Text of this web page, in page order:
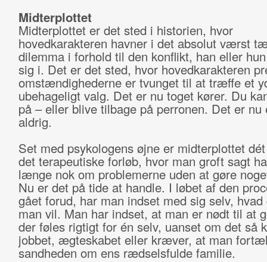
Midterplottet
Midterplottet er det sted i historien, hvor
hovedkarakteren havner i det absolut værst
dilemma i forhold til den konflikt, han eller
sig i. Det er det sted, hvor hovedkarakteren
omstændighederne er tvunget til at træffe et
ubehageligt valg. Det er nu toget kører. Du
på – eller blive tilbage på perronen. Det er nu
aldrig.
Set med psykologens øjne er midterplottet
det terapeutiske forløb, hvor man groft sagt
længe nok om problemerne uden at gøre
Nu er det på tide at handle. I løbet af den
gået forud, har man indset med sig selv, hvad
man vil. Man har indset, at man er nødt til at
der føles rigtigt for én selv, uanset om det så
jobbet, ægteskabet eller kræver, at man
sandheden om ens rædselsfulde familie.